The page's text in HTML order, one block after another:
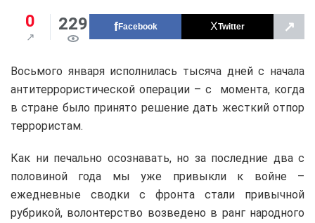
0 229 Facebook Twitter ↗
Восьмого января исполнилась тысяча дней с начала
антитеррористической операции – с момента, когда
в стране было принято решение дать жесткий отпор
террористам.
Как ни печально осознавать, но за последние два с
половиной года мы уже привыкли к войне –
ежедневные сводки с фронта стали привычной
рубрикой, волонтерство возведено в ранг народного